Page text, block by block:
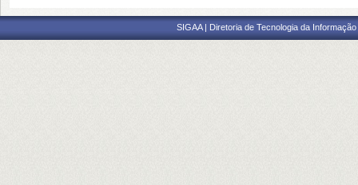
SIGAA | Diretoria de Tecnologia da